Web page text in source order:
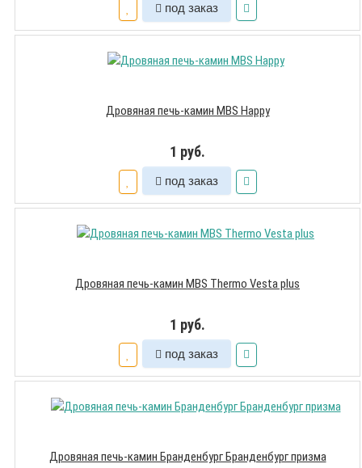
под заказ
Дровяная печь-камин MBS Happy
1 руб.
под заказ
Дровяная печь-камин MBS Thermo Vesta plus
1 руб.
под заказ
Дровяная печь-камин Бранденбург Бранденбург призма